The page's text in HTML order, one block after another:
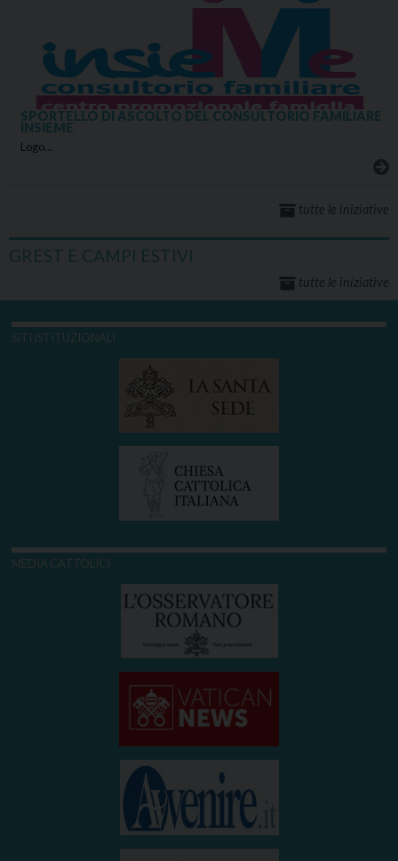
SPORTELLO DI ASCOLTO DEL CONSULTORIO FAMILIARE
INSIEME
Logo…
tutte le iniziative
GREST E CAMPI ESTIVI
tutte le iniziative
SITI ISTITUZIONALI
MEDIA CATTOLICI